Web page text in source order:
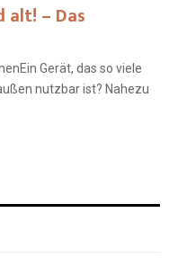
alt! – Das
Gerät, das so viele
nutzbar ist? Nahezu